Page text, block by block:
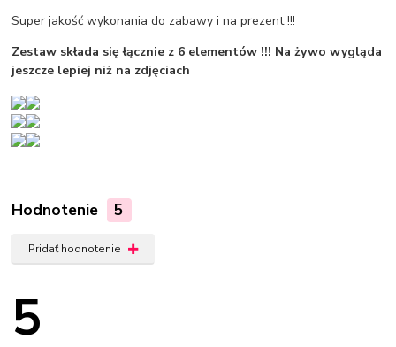
Super jakość wykonania do zabawy i na prezent !!!
Zestaw składa się łącznie z 6 elementów !!! Na żywo wygląda
jeszcze lepiej niż na zdjęciach
Hodnotenie 5
Pridať hodnotenie
5